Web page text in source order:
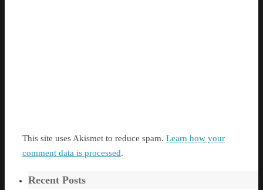
This site uses Akismet to reduce spam. Learn how your
comment data is processed.
Recent Posts